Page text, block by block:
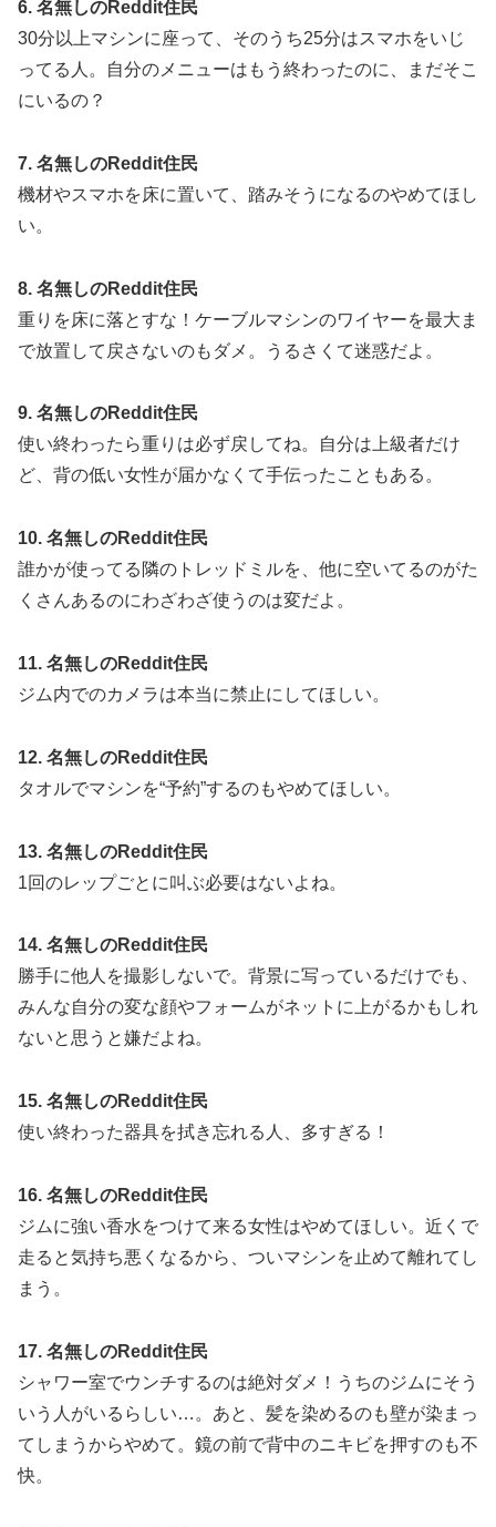
6. 名無しのReddit住民
30分以上マシンに座って、そのうち25分はスマホをいじ
ってる人。自分のメニューはもう終わったのに、まだそこ
にいるの？
7. 名無しのReddit住民
機材やスマホを床に置いて、踏みそうになるのやめてほし
い。
8. 名無しのReddit住民
重りを床に落とすな！ケーブルマシンのワイヤーを最大ま
で放置して戻さないのもダメ。うるさくて迷惑だよ。
9. 名無しのReddit住民
使い終わったら重りは必ず戻してね。自分は上級者だけ
ど、背の低い女性が届かなくて手伝ったこともある。
10. 名無しのReddit住民
誰かが使ってる隣のトレッドミルを、他に空いてるのがた
くさんあるのにわざわざ使うのは変だよ。
11. 名無しのReddit住民
ジム内でのカメラは本当に禁止にしてほしい。
12. 名無しのReddit住民
タオルでマシンを“予約”するのもやめてほしい。
13. 名無しのReddit住民
1回のレップごとに叫ぶ必要はないよね。
14. 名無しのReddit住民
勝手に他人を撮影しないで。背景に写っているだけでも、
みんな自分の変な顔やフォームがネットに上がるかもしれ
ないと思うと嫌だよね。
15. 名無しのReddit住民
使い終わった器具を拭き忘れる人、多すぎる！
16. 名無しのReddit住民
ジムに強い香水をつけて来る女性はやめてほしい。近くで
走ると気持ち悪くなるから、ついマシンを止めて離れてし
まう。
17. 名無しのReddit住民
シャワー室でウンチするのは絶対ダメ！うちのジムにそう
いう人がいるらしい…。あと、髪を染めるのも壁が染まっ
てしまうからやめて。鏡の前で背中のニキビを押すのも不
快。